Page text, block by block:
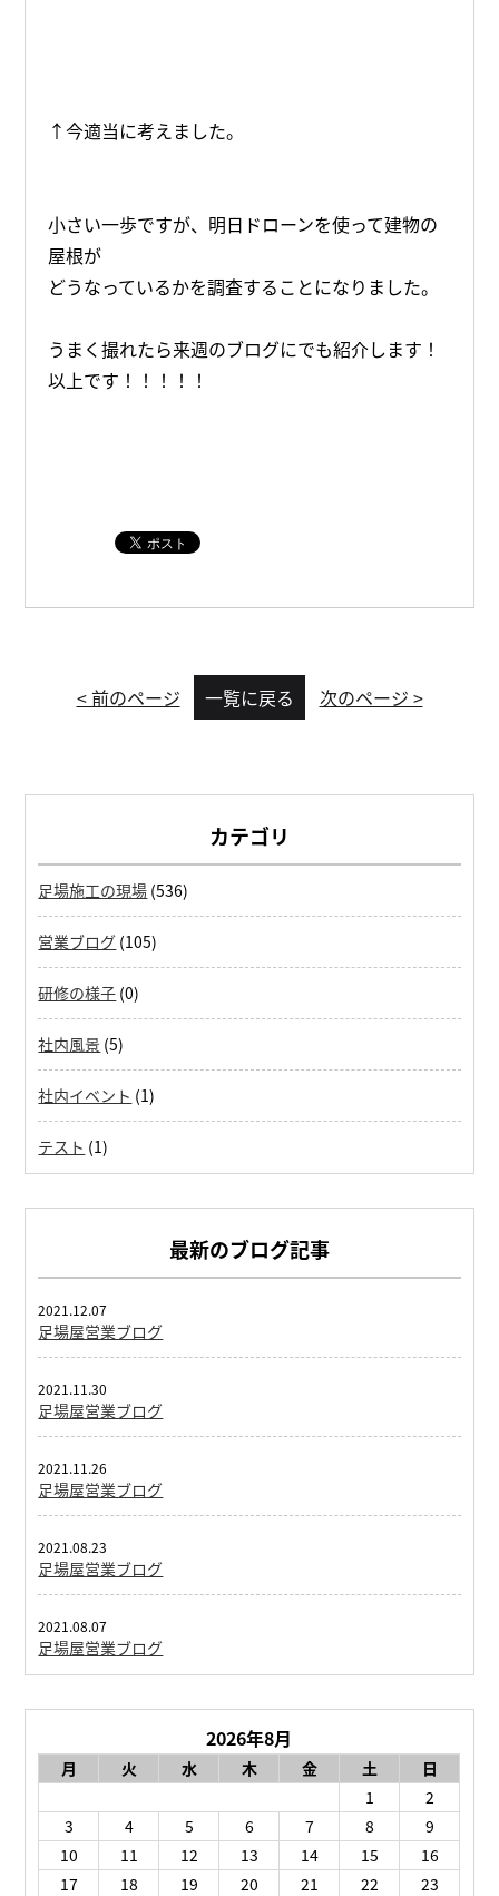
↑今適当に考えました。
小さい一歩ですが、明日ドローンを使って建物の
屋根が
どうなっているかを調査することになりました。
うまく撮れたら来週のブログにでも紹介します！
以上です！！！！！
< 前のページ 一覧に戻る 次のページ >
カテゴリ
足場施工の現場 (536)
営業ブログ (105)
研修の様子 (0)
社内風景 (5)
社内イベント (1)
テスト (1)
最新のブログ記事
足場屋営業ブログ
2021.12.07
足場屋営業ブログ
2021.11.30
足場屋営業ブログ
2021.11.26
足場屋営業ブログ
2021.08.23
足場屋営業ブログ
2021.08.07
2026年8月
月 火 水 木 金 土
日
1
2
3
4 5 6 7 8
9
10
11 12 13 14 15
16
17
18 19 20 21 22 23